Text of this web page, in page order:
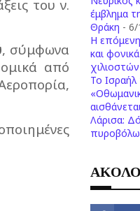
του ν.
, σύμφωνα
από
έμβλημα
Θράκη -
Η
και
χιλιοστών
Το Ισραήλ
Λάρισα: